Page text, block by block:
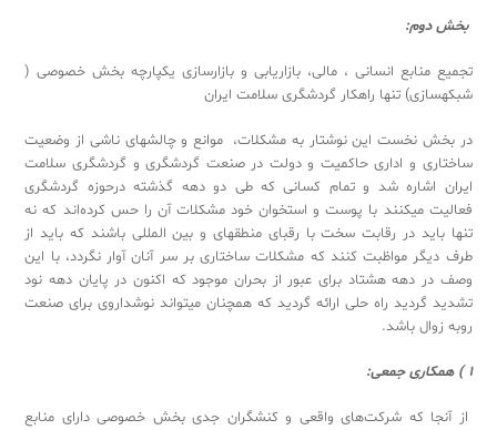
بخش دوم:
تجمیع منابع انسانی ، مالی، بازاریابی و بازارسازی یکپارچه بخش خصوصی (
شبکه­سازی) تنها راهکار گردشگری سلامت ایران
در بخش نخست این نوشتار به مشکلات، موانع و چالش­های ناشی از وضعیت
ساختاری و اداری حاکمیت و دولت در صنعت گردشگری و گردشگری سلامت
ایران اشاره شد و تمام کسانی که طی دو دهه گذشته درحوزه گردشگری
فعالیت می­کنند با پوست و استخوان خود مشکلات آن را حس کرده‌اند که نه
تنها باید در رقابت سخت با رقبای منطقه­ای و بین المللی باشند که باید از
طرف دیگر مواظبت کنند که مشکلات ساختاری بر سر آنان آوار نگردد، با این
وصف در دهه هشتاد برای عبور از بحران موجود که اکنون در پایان دهه نود
تشدید گردید راه حلی ارائه گردید که همچنان میتواند نوش­داروی برای صنعت
روبه زوال باشد.
1 ) همکاری جمعی:
از آنجا که شرکت‌های واقعی و کنشگران جدی بخش خصوصی دارای منابع